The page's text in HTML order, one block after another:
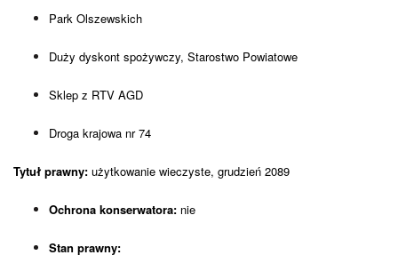
Park Olszewskich
Duży dyskont spożywczy, Starostwo Powiatowe
Sklep z RTV AGD
Droga krajowa nr 74
Tytuł prawny: użytkowanie wieczyste, grudzień 2089
Ochrona konserwatora: nie
Stan prawny: